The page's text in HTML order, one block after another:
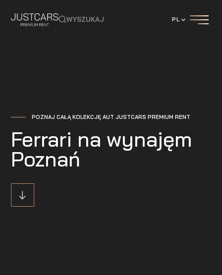
WYSZUKAJ PL
POZNAJ CAŁĄ KOLEKCJĘ AUT JUSTCARS PREMIUM RENT
Ferrari na wynajęm
Poznań